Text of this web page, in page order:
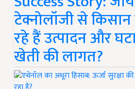
टेक्नोलॉजी से
रहे हैं उत्पादन और
खेती की लागत?